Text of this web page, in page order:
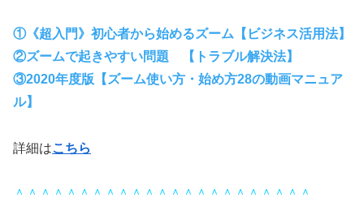
①《超入門》初心者から始めるズーム【ビジネス活用法】
②ズームで起きやすい問題 【トラブル解決法】
③2020年度版【ズーム使い方・始め方28の動画マニュア
ル】
詳細はこちら
＾＾＾＾＾＾＾＾＾＾＾＾＾＾＾＾＾＾＾＾＾＾＾